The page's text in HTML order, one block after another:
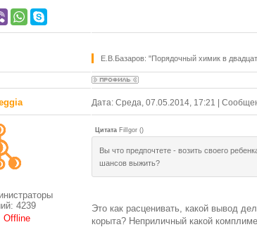
Е.В.Базаров: "Порядочный химик в
Дата: Среда, 07.05.2014, 17:21 |
4239
Offline
Цитата FilIgor ()
Вы что предпочтете - возить своего
шансов выжить?
Это как расценивать, какой вывод
корыта? Неприличный какой